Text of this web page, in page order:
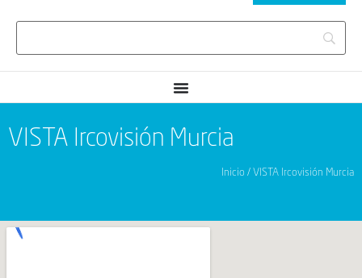
VISTA Ircovisión Murcia
Inicio / VISTA Ircovisión Murcia